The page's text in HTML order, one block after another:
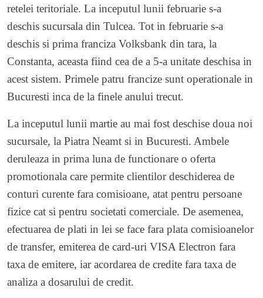
retelei teritoriale. La inceputul lunii februarie s-a
deschis sucursala din Tulcea. Tot in februarie s-a
deschis si prima franciza Volksbank din tara, la
Constanta, aceasta fiind cea de a 5-a unitate deschisa in
acest sistem. Primele patru francize sunt operationale in
Bucuresti inca de la finele anului trecut.
La inceputul lunii martie au mai fost deschise doua noi
sucursale, la Piatra Neamt si in Bucuresti. Ambele
deruleaza in prima luna de functionare o oferta
promotionala care permite clientilor deschiderea de
conturi curente fara comisioane, atat pentru persoane
fizice cat si pentru societati comerciale. De asemenea,
efectuarea de plati in lei se face fara plata comisioanelor
de transfer, emiterea de card-uri VISA Electron fara
taxa de emitere, iar acordarea de credite fara taxa de
analiza a dosarului de credit.